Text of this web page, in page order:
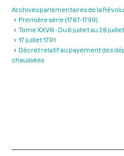
Archives parlementaires de la
Première série (1787-1799)
Tome XXVIII - Du 6 juillet au 28 juillet
17 juillet 1791
Décret relatif au payement des
chaussées